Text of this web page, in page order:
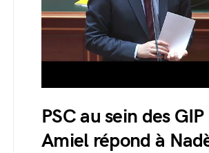
PSC au sein des
Amiel répond à